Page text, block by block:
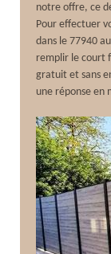
notre offre, ce
Pour effectuer
dans le 77940
remplir le court
gratuit et sans
une réponse en